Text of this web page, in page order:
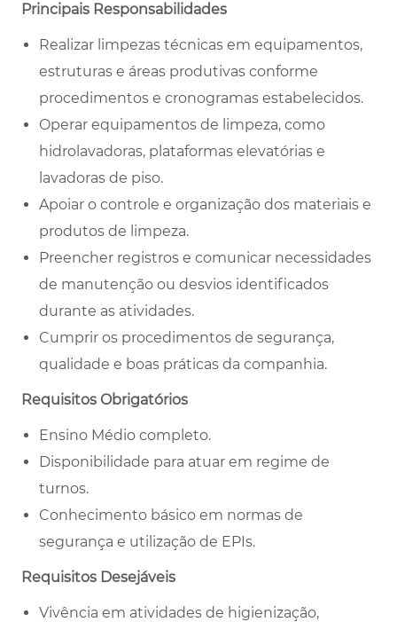
Principais Responsabilidades
Realizar limpezas técnicas em equipamentos,
estruturas e áreas produtivas conforme
procedimentos e cronogramas estabelecidos.
Operar equipamentos de limpeza, como
hidrolavadoras, plataformas elevatórias e
lavadoras de piso.
Apoiar o controle e organização dos materiais e
produtos de limpeza.
Preencher registros e comunicar necessidades
de manutenção ou desvios identificados
durante as atividades.
Cumprir os procedimentos de segurança,
qualidade e boas práticas da companhia.
Requisitos Obrigatórios
Ensino Médio completo.
Disponibilidade para atuar em regime de
turnos.
Conhecimento básico em normas de
segurança e utilização de EPIs.
Requisitos Desejáveis
Vivência em atividades de higienização,